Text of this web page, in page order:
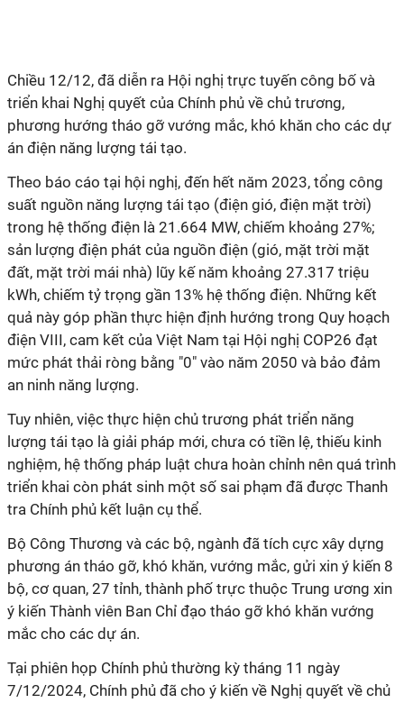
Chiều 12/12, đã diễn ra Hội nghị trực tuyến công bố và
triển khai Nghị quyết của Chính phủ về chủ trương,
phương hướng tháo gỡ vướng mắc, khó khăn cho các dự
án điện năng lượng tái tạo.
Theo báo cáo tại hội nghị, đến hết năm 2023, tổng công
suất nguồn năng lượng tái tạo (điện gió, điện mặt trời)
trong hệ thống điện là 21.664 MW, chiếm khoảng 27%;
sản lượng điện phát của nguồn điện (gió, mặt trời mặt
đất, mặt trời mái nhà) lũy kế năm khoảng 27.317 triệu
kWh, chiếm tỷ trọng gần 13% hệ thống điện. Những kết
quả này góp phần thực hiện định hướng trong Quy hoạch
điện VIII, cam kết của Việt Nam tại Hội nghị COP26 đạt
mức phát thải ròng bằng "0" vào năm 2050 và bảo đảm
an ninh năng lượng.
Tuy nhiên, việc thực hiện chủ trương phát triển năng
lượng tái tạo là giải pháp mới, chưa có tiền lệ, thiếu kinh
nghiệm, hệ thống pháp luật chưa hoàn chỉnh nên quá trình
triển khai còn phát sinh một số sai phạm đã được Thanh
tra Chính phủ kết luận cụ thể.
Bộ Công Thương và các bộ, ngành đã tích cực xây dựng
phương án tháo gỡ, khó khăn, vướng mắc, gửi xin ý kiến 8
bộ, cơ quan, 27 tỉnh, thành phố trực thuộc Trung ương xin
ý kiến Thành viên Ban Chỉ đạo tháo gỡ khó khăn vướng
mắc cho các dự án.
Tại phiên họp Chính phủ thường kỳ tháng 11 ngày
7/12/2024, Chính phủ đã cho ý kiến về Nghị quyết về chủ